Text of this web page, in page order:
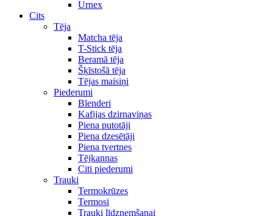
Urnex
Cits
Tēja
Matcha tēja
T-Stick tēja
Beramā tēja
Šķīstošā tēja
Tējas maisiņi
Piederumi
Blenderi
Kafijas dzirnaviņas
Piena putotāji
Piena dzesētāji
Piena tvertnes
Tējkannas
Citi piederumi
Trauki
Termokrūzes
Termosi
Trauki līdzņemšanai